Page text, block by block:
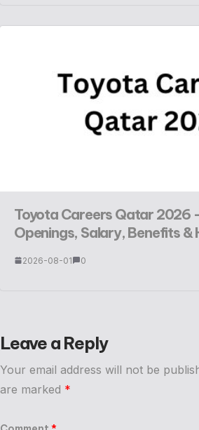
Toyota Careers Qatar 2026
Openings, Salary, Benefits &
2026-08-01 0
Leave a Reply
Your email address will not be
are marked *